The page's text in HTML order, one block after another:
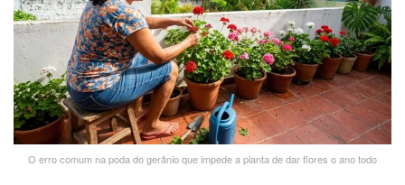
O erro comum na poda do gerânio que impede a planta de dar flores o ano todo